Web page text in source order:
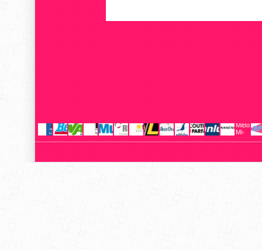
MiBoxer
Mi-